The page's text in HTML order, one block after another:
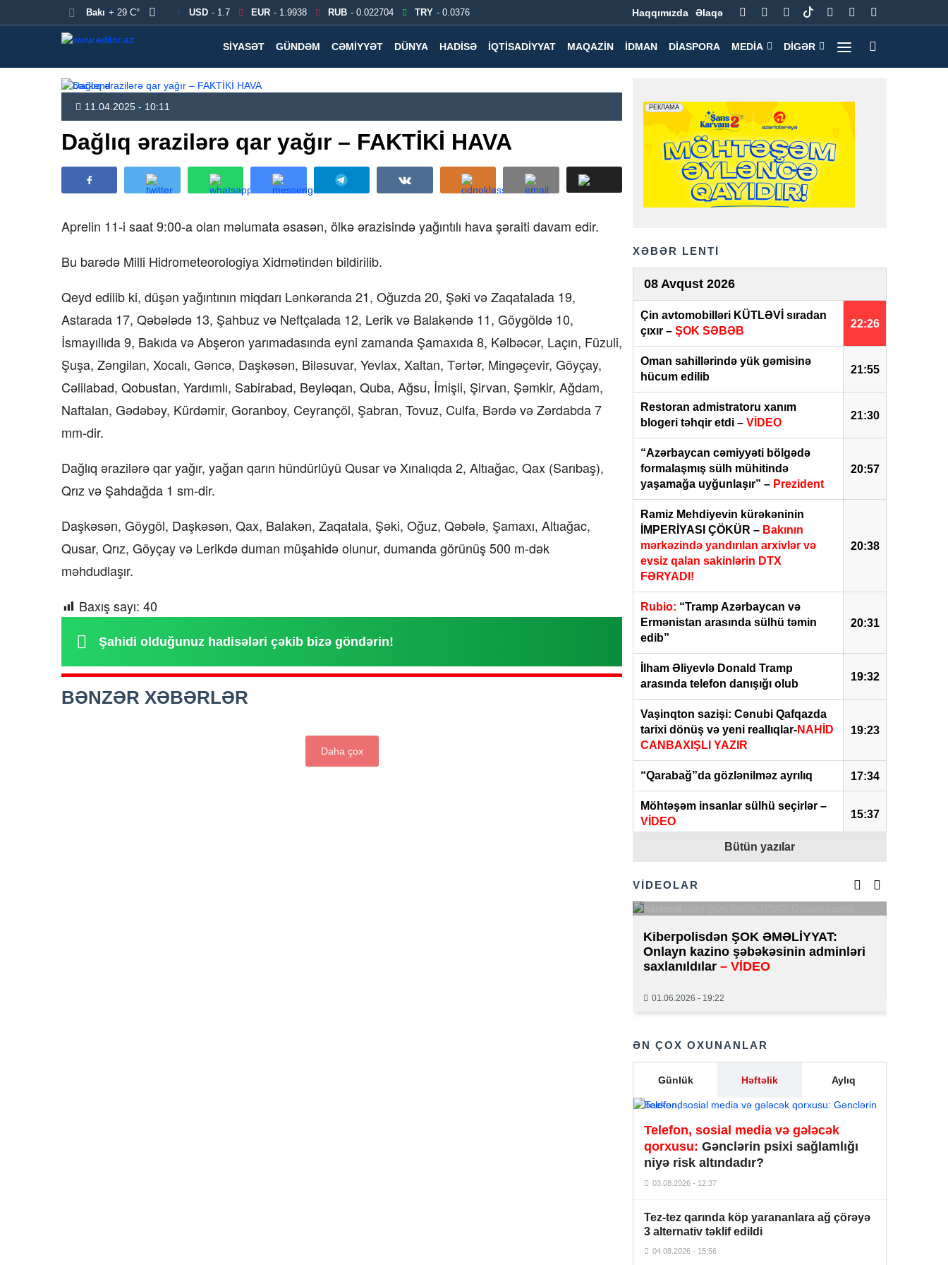
Bakı + 29 C° USD - 1.7 EUR - 1.9938 RUB - 0.022704 TRY - 0.0376 Haqqımızda Əlaqə
SIYASƏT GÜNDƏM CƏMIYYƏT DÜNYA HADISƏ İQTISADIYYAT MAQAZIN İDMAN DIASPORA MEDIA DIGƏR
11.04.2025 - 10:11
Dağlıq ərazilərə qar yağır – FAKTİKİ HAVA
Aprelin 11-i saat 9:00-a olan məlumata əsasən, ölkə ərazisində yağıntılı hava şəraiti davam edir.
Bu barədə Milli Hidrometeorologiya Xidmətindən bildirilib.
Qeyd edilib ki, düşən yağıntının miqdarı Lənkəranda 21, Oğuzda 20, Şəki və Zaqatalada 19,
Astarada 17, Qəbələdə 13, Şahbuz və Neftçalada 12, Lerik və Balakəndə 11, Göygöldə 10,
İsmayıllıda 9, Bakıda və Abşeron yarımadasında eyni zamanda Şamaxıda 8, Kəlbəcər, Laçın, Füzuli,
Şuşa, Zəngilan, Xocalı, Gəncə, Daşkəsən, Biləsuvar, Yevlax, Xaltan, Tərtər, Mingəçevir, Göyçay,
Cəlilabad, Qobustan, Yardımlı, Sabirabad, Beyləqan, Quba, Ağsu, İmişli, Şirvan, Şəmkir, Ağdam,
Naftalan, Gədəbəy, Kürdəmir, Goranboy, Ceyrançöl, Şabran, Tovuz, Culfa, Bərdə və Zərdabda 7
mm-dir.
Dağlıq ərazilərə qar yağır, yağan qarın hündürlüyü Qusar və Xınalıqda 2, Altıağac, Qax (Sarıbaş),
Qrız və Şahdağda 1 sm-dir.
Daşkəsən, Göygöl, Daşkəsən, Qax, Balakən, Zaqatala, Şəki, Oğuz, Qəbələ, Şamaxı, Altıağac,
Qusar, Qrız, Göyçay və Lerikdə duman müşahidə olunur, dumanda görünüş 500 m-dək
məhdudlaşır.
Baxış sayı: 40
Şahidi olduğunuz hadisələri çəkib bizə göndərin!
BƏNZƏR XƏBƏRLƏR
Daha çox
XƏBƏR LENTİ
08 Avqust 2026
22:26
Çin avtomobilləri KÜTLƏVİ sıradan
çıxır – ŞOK SƏBƏB
21:55
Oman sahillərində yük gəmisinə
hücum edilib
21:30
Restoran admistratoru xanım
blogeri təhqir etdi – VİDEO
20:57
“Azərbaycan cəmiyyəti bölgədə
formalaşmış sülh mühitində
yaşamağa uyğunlaşır” – Prezident
20:38
Ramiz Mehdiyevin kürəkəninin
İMPERİYASI ÇÖKÜR – Bakının
mərkəzində yandırılan arxivlər və
evsiz qalan sakinlərin DTX
FƏRYADI!
20:31
Rubio: “Tramp Azərbaycan və
Ermənistan arasında sülhü təmin
edib”
19:32
İlham Əliyevlə Donald Tramp
arasında telefon danışığı olub
19:23
Vaşinqton sazişi: Cənubi Qafqazda
tarixi dönüş və yeni reallıqlar-NAHİD
CANBAXIŞLI YAZIR
17:34
“Qarabağ”da gözlənilməz ayrılıq
15:37
Möhtəşəm insanlar sülhü seçirlər –
VİDEO
Güclü “İSLAM ÜÇBUCAĞI” bütün
ABŞ, Çin və Rusiyanı niyə təşvişə
Rusiya
narahatdır…
17 yaşlı qızın nişanında münaqişə
çevirən Böyük Strategiyası –
Blogerin həyat yoldaşı onun ad
günündə vəfat edib –
Nikol Paşinyan İlham Əliyevə zəng
edib
“Uşağınız üçün nəzarətçi tutun” –
Bağçada valideynə tələb – İDDİA
Ravil Tağıyev vəzifəsindən azad
edildi
Bütün yazılar
VİDEOLAR
Kiberpolisdən ŞOK ƏMƏLİYYAT:
Onlayn kazino şəbəkəsinin adminləri
saxlanıldılar – VİDEO
01.06.2026 - 19:22
ƏN ÇOX OXUNANLAR
Günlük Həftəlik Aylıq
Telefon, sosial media və gələcək
qorxusu: Gənclərin psixi sağlamlığı
niyə risk altındadır?
03.08.2026 - 12:37
Tez-tez qarında köp yarananlara ağ çörəyə
3 alternativ təklif edildi
04.08.2026 - 15:56